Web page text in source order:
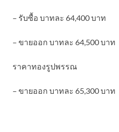
– รับซื้อ บาทละ 64,400 บาท
– ขายออก บาทละ 64,500 บาท
ราคาทองรูปพรรณ
– ขายออก บาทละ 65,300 บาท